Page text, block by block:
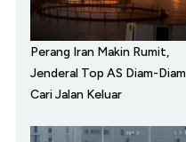
Perang Iran Makin Rumit,
Jenderal Top AS Diam-Diam
Cari Jalan Keluar